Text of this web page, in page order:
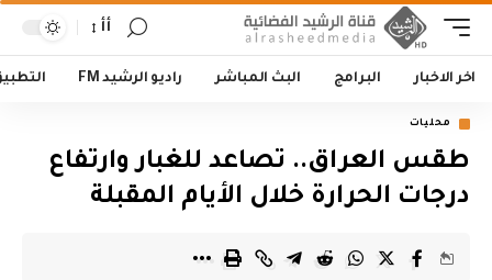
أأ
اخر الاخبار البرامج البث المباشر راديو الرشيد FM
محليات
طقس العراق.. تصاعد للغبار وارتفاع
درجات الحرارة خلال الأيام المقبلة